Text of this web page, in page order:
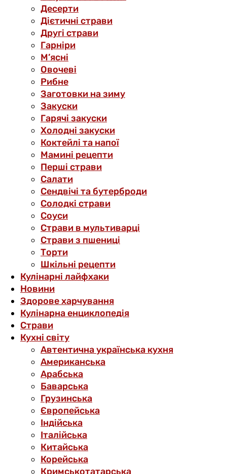
Десерти
Дієтичні страви
Другі страви
Гарніри
М’ясні
Овочеві
Рибне
Заготовки на зиму
Закуски
Гарячі закуски
Холодні закуски
Коктейлі та напої
Мамині рецепти
Перші страви
Салати
Сендвічі та бутерброди
Солодкі страви
Соуси
Страви в мультиварці
Страви з пшениці
Торти
Шкільні рецепти
Кулінарні лайфхаки
Новини
Здорове харчування
Кулінарна енциклопедія
Страви
Кухні світу
Автентична українська кухня
Американська
Арабська
Баварська
Грузинська
Європейська
Індійська
Італійська
Китайська
Корейська
Кримськотатарська